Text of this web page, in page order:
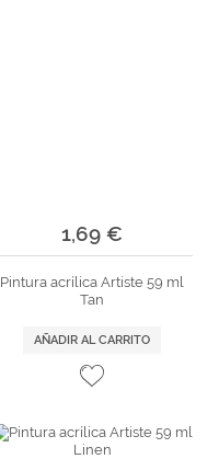
1,69 €
Pintura acrílica Artiste 59 ml
Tan
AÑADIR AL CARRITO